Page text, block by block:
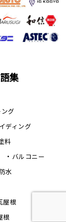
集
グ
ディング
料
バルコニー
水
屋根
根